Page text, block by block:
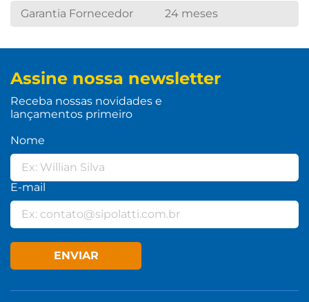
Garantia Fornecedor 24 meses
Assine nossa newsletter
Receba nossas novidades e
lançamentos primeiro
Nome
E-mail
ENVIAR